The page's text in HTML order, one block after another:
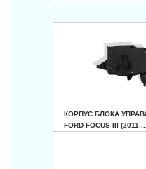
КОРПУС БЛОКА
FORD FOCUS III (2011-